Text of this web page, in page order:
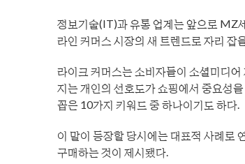
정보기술(IT)과 유통 업계는 앞으로 MZ
라인 커머스 시장의 새 트렌드로 자리 잡
라이크 커머스는 소비자들이 소셜미디어
지는 개인의 선호도가 쇼핑에서 중요성
꼽은 10가지 키워드 중 하나이기도 하다.
이 말이 등장할 당시에는 대표적 사례로
구매하는 것이 제시됐다.